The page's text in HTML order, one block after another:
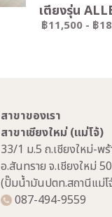
เตียงรุ่น
฿11,500 - ฿
สาขาของเรา
สาขาเชียงใหม่ (แม่โจ้)
33/1 ม.5 ถ.เชียงใหม่-พ
อ.สันทราย จ.เชียงใหม่
(ปั๊มน้ำมันปตท.สถานีแม่โ
087-494-9559